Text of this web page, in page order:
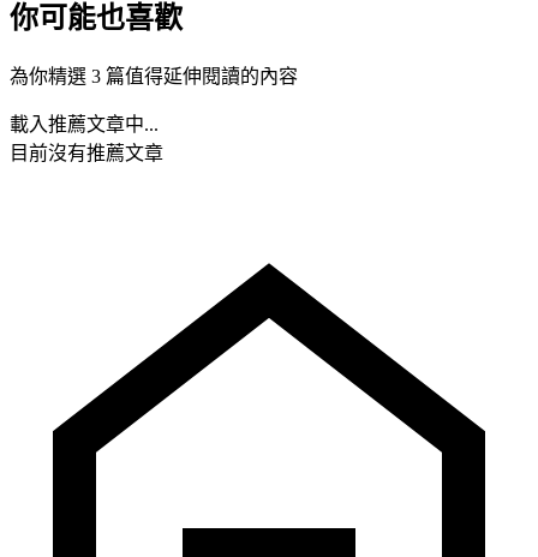
你可能也喜歡
為你精選 3 篇值得延伸閱讀的內容
載入推薦文章中...
目前沒有推薦文章